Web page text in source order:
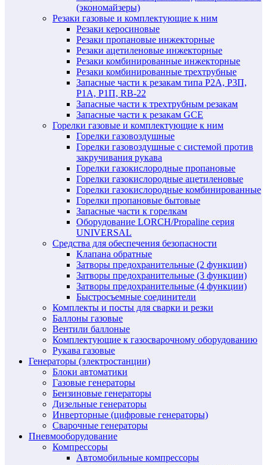
(экономайзеры)
Резаки газовые и комплектующие к ним
Резаки керосиновые
Резаки пропановые инжекторные
Резаки ацетиленовые инжекторные
Резаки комбинированные инжекторные
Резаки комбинированные трехтрубные
Запасные части к резакам типа Р2А, Р3П,
Р1А, Р1П, RB-22
Запасные части к трехтрубным резакам
Запасные части к резакам GCE
Горелки газовые и комплектующие к ним
Горелки газовоздушные
Горелки газовоздушные с системой против
закручивания рукава
Горелки газокислородные пропановые
Горелки газокислородные ацетиленовые
Горелки газокислородные комбинированные
Горелки пропановые бытовые
Запасные части к горелкам
Оборудование LORCH/Propaline серия
UNIVERSAL
Средства для обеспечения безопасности
Клапана обратные
Затворы предохранительные (2 функции)
Затворы предохранительные (3 функции)
Затворы предохранительные (4 функции)
Быстросъемные соединители
Комплекты и посты для сварки и резки
Баллоны газовые
Вентили баллоные
Комплектующие к газосварочному оборудованию
Рукава газовые
Генераторы (электростанции)
Блоки автоматики
Газовые генераторы
Бензиновые генераторы
Дизельные генераторы
Инверторные (цифровые генераторы)
Сварочные генераторы
Пневмооборудование
Компрессоры
Автомобильные компрессоры